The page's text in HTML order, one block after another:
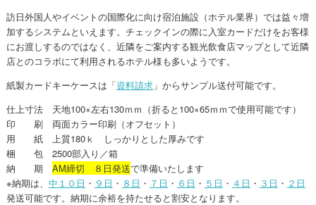
訪日外国人やイベントの国際化に向け宿泊施設（ホテル業界）では益々増
加するシステムといえます。チェックインの際に入室カードだけをお客様
にお渡しするのではなく、近隣をご案内する観光飲食店マップとして近隣
店とのコラボにて利用されるホテル様も多いようです。
紙製カードキーケースは「資料請求」からサンプル送付可能です。
仕上寸法 天地100×左右130ｍｍ（折ると100×65ｍｍで使用可能です）
印 刷 両面カラー印刷（オフセット）
用 紙 上質180ｋ しっかりとした厚みです
梱 包 2500部入り／箱
納 期 AM締切 ８日発送で準備いたします
※納期は、 中１０日 ・ ９日 ・ ８日 ・ ７日 ・ ６日 ・ ５日 ・ ４日 ・ ３日 ・ ２日
発送可能です。納期に余裕を持たせると割安となります。